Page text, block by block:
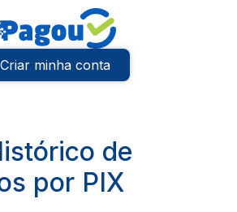
Criar minha conta
de
por PIX